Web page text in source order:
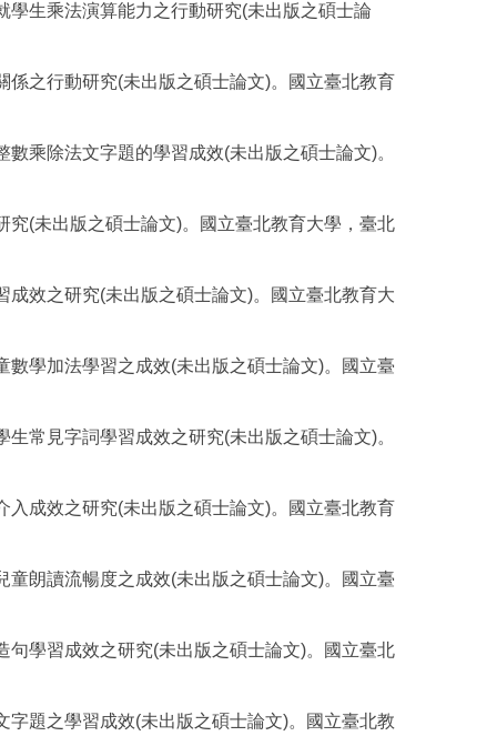
生乘法演算能力之行動研究(未出版之碩士論
之行動研究(未出版之碩士論文)。國立臺北教育
乘除法文字題的學習成效(未出版之碩士論文)。
(未出版之碩士論文)。國立臺北教育大學，臺北
效之研究(未出版之碩士論文)。國立臺北教育大
學加法學習之成效(未出版之碩士論文)。國立臺
常見字詞學習成效之研究(未出版之碩士論文)。
成效之研究(未出版之碩士論文)。國立臺北教育
朗讀流暢度之成效(未出版之碩士論文)。國立臺
學習成效之研究(未出版之碩士論文)。國立臺北
題之學習成效(未出版之碩士論文)。國立臺北教